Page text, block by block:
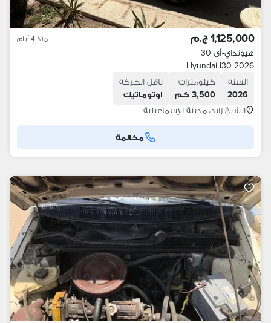
1,125,000 ج.م منذ 4 أيام
هيونداي•أى 30
Hyundai I30 2026
السنة
2026
كيلومترات
3,500 كم
ناقل الحركة
اوتوماتيك
الشيخ زايد، مدينة الإسماعيلية
مكالمة